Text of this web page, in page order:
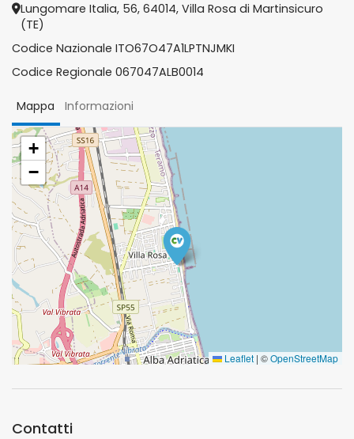
Lungomare Italia, 56, 64014, Villa Rosa di Martinsicuro
(TE)
Codice Nazionale ITO67O47A1LPTNJMKI
Codice Regionale 067047ALB0014
Mappa Informazioni
+
−
Leaflet | ©OpenStreetMap
Contatti